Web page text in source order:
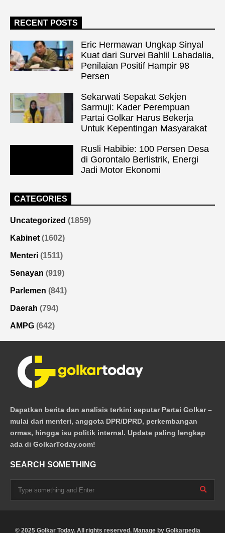
RECENT POSTS
Eric Hermawan Ungkap Sinyal
Kuat dari Survei Bahlil Lahadalia,
Penilaian Positif Hampir 98
Persen
Sekarwati Sepakat Sekjen
Sarmuji: Kader Perempuan
Partai Golkar Harus Bekerja
Untuk Kepentingan Masyarakat
Rusli Habibie: 100 Persen Desa
di Gorontalo Berlistrik, Energi
Jadi Motor Ekonomi
CATEGORIES
Uncategorized (1859)
Kabinet (1602)
Menteri (1511)
Senayan (919)
Parlemen (841)
Daerah (794)
AMPG (642)
Dapatkan berita dan analisis terkini seputar Partai Golkar –
mulai dari menteri, anggota DPR/DPRD, perkembangan
ormas, hingga isu politik internal. Update paling lengkap
ada di GolkarToday.com!
SEARCH SOMETHING
© 2025 Golkar Today. All rights reserved. Manage by Golkarpedia